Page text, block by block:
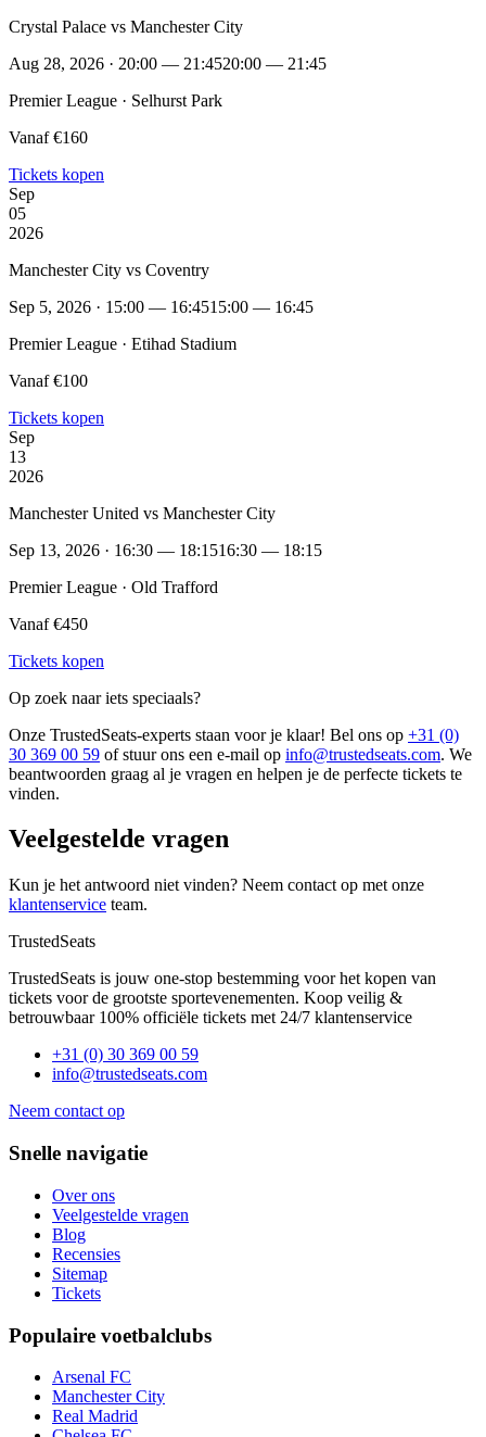
Crystal Palace vs Manchester City
Aug 28, 2026 · 20:00 — 21:4520:00 — 21:45
Premier League · Selhurst Park
Vanaf €160
Tickets kopen
Sep
05
2026
Manchester City vs Coventry
Sep 5, 2026 · 15:00 — 16:4515:00 — 16:45
Premier League · Etihad Stadium
Vanaf €100
Tickets kopen
Sep
13
2026
Manchester United vs Manchester City
Sep 13, 2026 · 16:30 — 18:1516:30 — 18:15
Premier League · Old Trafford
Vanaf €450
Tickets kopen
Op zoek naar iets speciaals?
Onze TrustedSeats-experts staan voor je klaar! Bel ons op +31 (0)
30 369 00 59 of stuur ons een e-mail op info@trustedseats.com. We
beantwoorden graag al je vragen en helpen je de perfecte tickets te
vinden.
Veelgestelde vragen
Kun je het antwoord niet vinden? Neem contact op met onze
klantenservice team.
TrustedSeats
TrustedSeats is jouw one-stop bestemming voor het kopen van
tickets voor de grootste sportevenementen. Koop veilig &
betrouwbaar 100% officiële tickets met 24/7 klantenservice
+31 (0) 30 369 00 59
info@trustedseats.com
Neem contact op
Snelle navigatie
Over ons
Veelgestelde vragen
Blog
Recensies
Sitemap
Tickets
Populaire voetbalclubs
Arsenal FC
Manchester City
Real Madrid